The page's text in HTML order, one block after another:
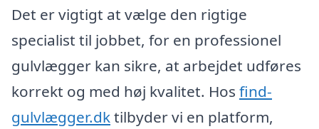
Det er vigtigt at vælge den rigtige
specialist til jobbet, for en professionel
gulvlægger kan sikre, at arbejdet udføres
korrekt og med høj kvalitet. Hos find-
gulvlægger.dktilbyder vi en platform,